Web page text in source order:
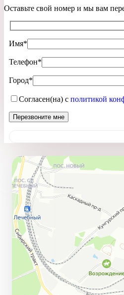
Оставьте свой номер и мы вам
Имя*
Телефон*
Город*
Согласен(на) с политикой